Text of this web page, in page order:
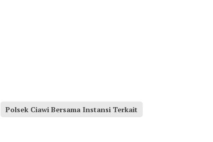
Polsek Ciawi Bersama Instansi Terkait